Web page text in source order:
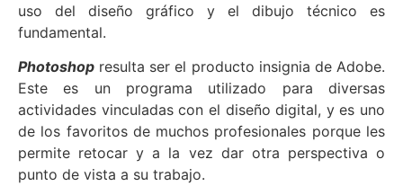
uso del diseño gráfico y el dibujo técnico es
fundamental.
Photoshop resulta ser el producto insignia de Adobe.
Este es un programa utilizado para diversas
actividades vinculadas con el diseño digital, y es uno
de los favoritos de muchos profesionales porque les
permite retocar y a la vez dar otra perspectiva o
punto de vista a su trabajo.